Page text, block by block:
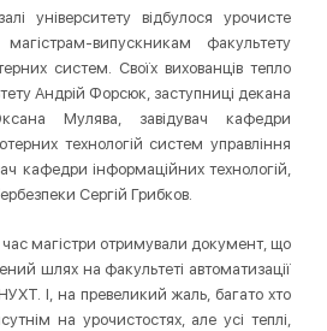
університету відбулося урочисте
випускникам факультету
систем. Своїх вихованців тепло
Андрій Форсюк, заступниці декана
Мулява, завідувач кафедри
технологій систем управління
кафедри інформаційних технологій,
Сергій Грибков.
магістри отримували документ, що
шлях на факультеті автоматизації
І, на превеликий жаль, багато хто
на урочистостях, але усі теплі,